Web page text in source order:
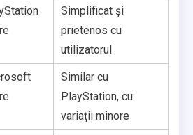
Simplificat și
prietenos cu
utilizatorul
Similar cu
PlayStation, cu
variații minore